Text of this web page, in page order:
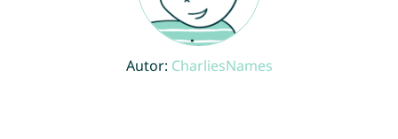
Autor: CharliesNames